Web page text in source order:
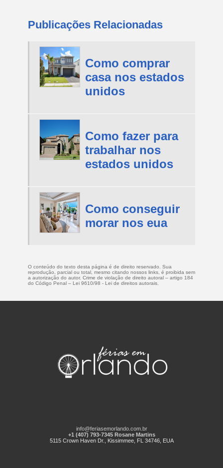
Publicações Relacionadas
Como comprar
casa nos estados
unidos
Como fazer para
trabalhar nos
estados unidos
Como conseguir
morar nos eua
O conteúdo do texto desta página é de direito reservado. Sua
reprodução, parcial ou total, mesmo citando nossos links, é proibida sem
a autorização do autor. Crime de violação de direito autoral – artigo 184
do Código Penal – Lei 9610/98 - Lei de direitos autorais
info@feriasemorlando.com.br
+1 (407) 793-7345 Rosane Martins
5115 Crown Haven Dr., Kissimmee, FL 34746, EUA